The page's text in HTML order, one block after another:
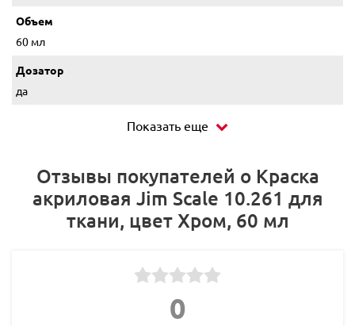
Объем
60 мл
Дозатор
да
Показать еще
Отзывы покупателей о Краска
акриловая Jim Scale 10.261 для
ткани, цвет Хром, 60 мл
0